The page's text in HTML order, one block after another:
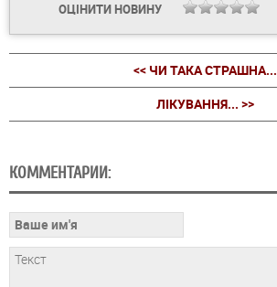
ОЦІНИТИ НОВИНУ
<< ЧИ ТАКА СТРАШНА...
ЛІКУВАННЯ... >>
КОММЕНТАРИИ: